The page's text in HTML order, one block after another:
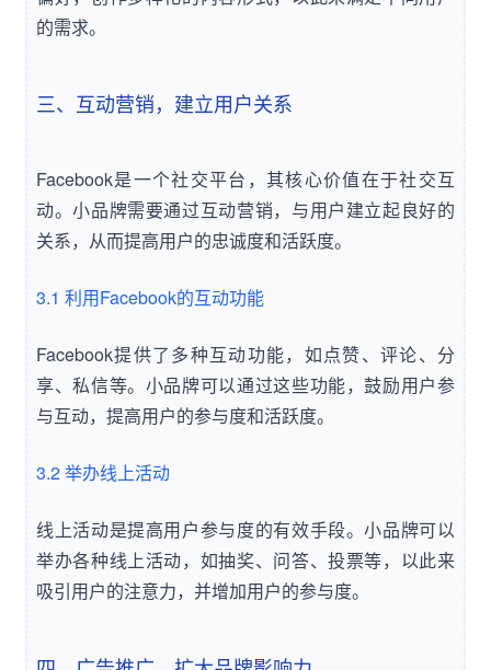
的需求。
三、互动营销，建立用户关系
Facebook是一个社交平台，其核心价值在于社交互
动。小品牌需要通过互动营销，与用户建立起良好的
关系，从而提高用户的忠诚度和活跃度。
3.1 利用Facebook的互动功能
Facebook提供了多种互动功能，如点赞、评论、分
享、私信等。小品牌可以通过这些功能，鼓励用户参
与互动，提高用户的参与度和活跃度。
3.2 举办线上活动
线上活动是提高用户参与度的有效手段。小品牌可以
举办各种线上活动，如抽奖、问答、投票等，以此来
吸引用户的注意力，并增加用户的参与度。